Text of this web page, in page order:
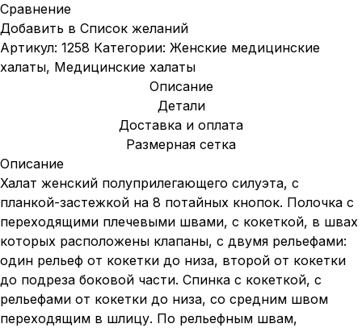
Сравнение
Добавить в Список желаний
Артикул: 1258 Категории: Женские медицинские
халаты, Медицинские халаты
Описание
Детали
Доставка и оплата
Размерная сетка
Описание
Халат женский полуприлегающего силуэта, с
планкой-застежкой на 8 потайных кнопок. Полочка с
переходящими плечевыми швами, с кокеткой, в швах
которых расположены клапаны, с двумя рельефами:
один рельеф от кокетки до низа, второй от кокетки
до подреза боковой части. Спинка с кокеткой, с
рельефами от кокетки до низа, со средним швом
переходящим в шлицу. По рельефным швам,